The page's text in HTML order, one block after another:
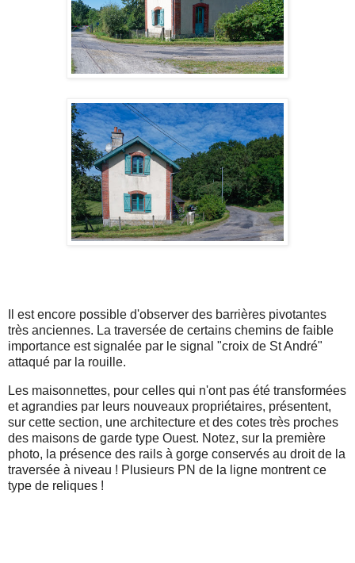
Il est encore possible d'observer des barrières pivotantes
très anciennes. La traversée de certains chemins de faible
importance est signalée par le signal "croix de St André"
attaqué par la rouille.
Les maisonnettes, pour celles qui n'ont pas été transformées
et agrandies par leurs nouveaux propriétaires, présentent,
sur cette section, une architecture et des cotes très proches
des maisons de garde type Ouest. Notez, sur la première
photo, la présence des rails à gorge conservés au droit de la
traversée à niveau ! Plusieurs PN de la ligne montrent ce
type de reliques !